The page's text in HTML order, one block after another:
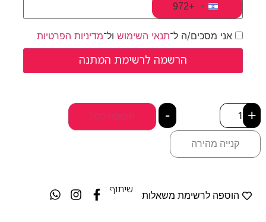
Israel +972
+972
אני מסכים/ה ל־תנאי השימושול־מדיניות הפרטיות
- + הוספה לסל
קנייה מהירה
הוספה לרשימת משאלות
שיתוף :